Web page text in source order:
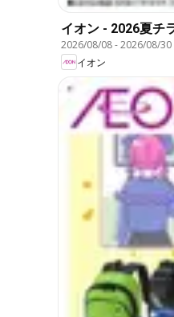
イオン - 2026夏チ
2026/08/08-2026/08/30
イオン